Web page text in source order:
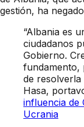
gestión, ha
“Albania es
ciudadanos
Gobierno.
fundamento,
de resolverla
Hasa,
influencia de
Ucrania